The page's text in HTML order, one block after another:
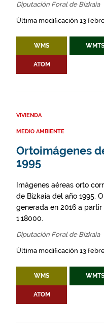
Diputación Foral de Bizkaia
Última modificación 13
WMS WMTS
ATOM
VIVIENDA
MEDIO AMBIENTE
Ortoimágenes
1995
Imágenes aéreas orto
de Bizkaia del año 1995.
generada en 2016 a
1:18000.
Diputación Foral de Bizkaia
Última modificación 13
WMS WMTS
ATOM